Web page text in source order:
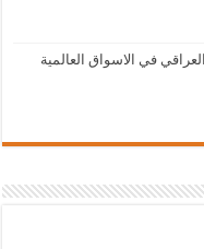
في الاسواق العالمية